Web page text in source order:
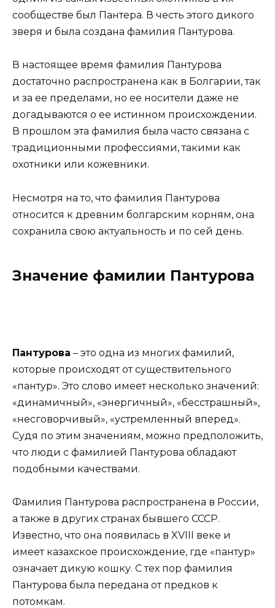
сообществе был Пантера. В честь этого дикого
зверя и была создана фамилия Пантурова.
В настоящее время фамилия Пантурова
достаточно распространена как в Болгарии, так
и за ее пределами, но ее носители даже не
догадываются о ее истинном происхождении.
В прошлом эта фамилия была часто связана с
традиционными профессиями, такими как
охотники или кожевники.
Несмотря на то, что фамилия Пантурова
относится к древним болгарским корням, она
сохранила свою актуальность и по сей день.
Значение фамилии Пантурова
Пантурова – это одна из многих фамилий,
которые происходят от существительного
«пантур». Это слово имеет несколько значений:
«динамичный», «энергичный», «бесстрашный»,
«несговорчивый», «устремленный вперед».
Судя по этим значениям, можно предположить,
что люди с фамилией Пантурова обладают
подобными качествами.
Фамилия Пантурова распространена в России,
а также в других странах бывшего СССР.
Известно, что она появилась в XVIII веке и
имеет казахское происхождение, где «пантур»
означает дикую кошку. С тех пор фамилия
Пантурова была передана от предков к
потомкам.